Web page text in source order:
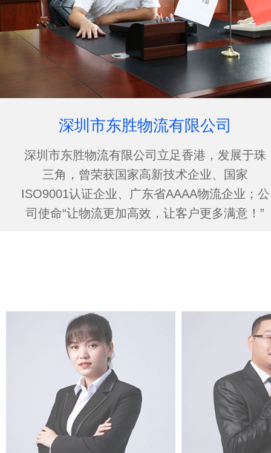
深圳市东胜物流有限公司
深圳市东胜物流有限公司立足香港，发展于珠
三角，曾荣获国家高新技术企业、国家
ISO9001认证企业、广东省AAAA物流企业；公
司使命“让物流更加高效，让客户更多满意！”